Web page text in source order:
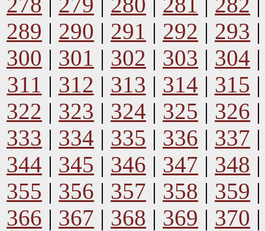
289 | 290 | 291 | 292 | 293
300 | 301 | 302 | 303 | 304
311 | 312 | 313 | 314 | 315
322 | 323 | 324 | 325 | 326
333 | 334 | 335 | 336 | 337
344 | 345 | 346 | 347 | 348
355 | 356 | 357 | 358 | 359
366 | 367 | 368 | 369 | 370